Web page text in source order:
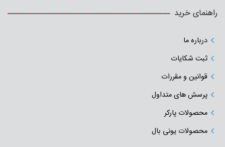
راهنمای خرید
درباره ما
ثبت شکایات
قوانین و مقررات
پرسش های متداول
محصولات پارکر
محصولات یونی بال